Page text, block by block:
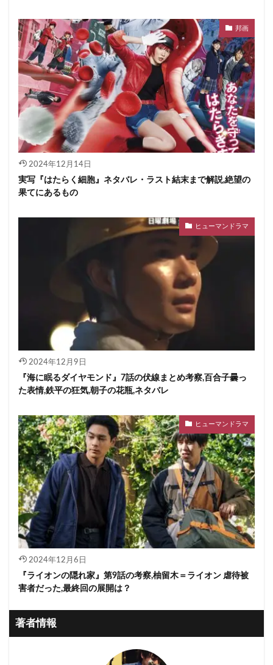
邦画
2024年12月14日
実写『はたらく細胞』ネタバレ・ラスト結末まで解説,絶望の
果てにあるもの
ヒューマンドラマ
2024年12月9日
『海に眠るダイヤモンド』7話の伏線まとめ考察,百合子曇っ
た表情,鉄平の狂気,朝子の花瓶,ネタバレ
ヒューマンドラマ
2024年12月6日
『ライオンの隠れ家』第9話の考察,柚留木＝ライオン 虐待被
害者だった,最終回の展開は？
著者情報